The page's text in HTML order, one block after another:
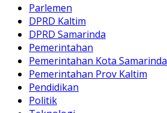
Parlemen
DPRD Kaltim
DPRD Samarinda
Pemerintahan
Pemerintahan Kota Samarinda
Pemerintahan Prov Kaltim
Pendidikan
Politik